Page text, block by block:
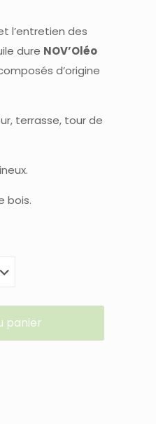
€
l’entretien des
dure NOV’Oléo
d’origine
terrasse, tour de
bois.
panier